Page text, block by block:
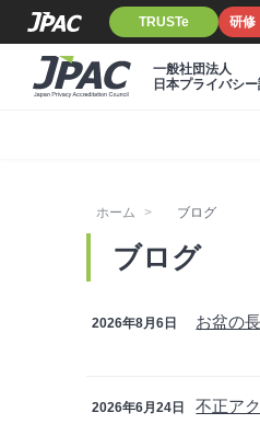
TRUSTe 研修
一般社団法人
日本プライバシ
ホーム ブログ
ブログ
2026年8月6日 お盆の
2026年6月24日 不正ア